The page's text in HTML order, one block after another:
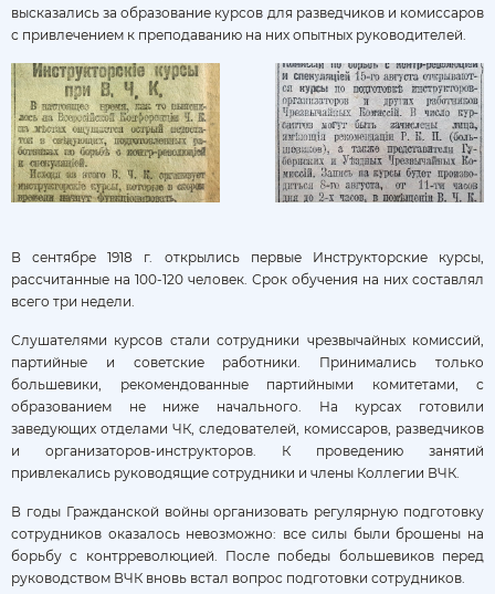
высказались за образование курсов для разведчиков и комиссаров
с привлечением к преподаванию на них опытных руководителей.
В сентябре 1918 г. открылись первые Инструкторские курсы,
рассчитанные на 100-120 человек. Срок обучения на них составлял
всего три недели.
Слушателями курсов стали сотрудники чрезвычайных комиссий,
партийные и советские работники. Принимались только
большевики, рекомендованные партийными комитетами, с
образованием не ниже начального. На курсах готовили
заведующих отделами ЧК, следователей, комиссаров, разведчиков
и организаторов-инструкторов. К проведению занятий
привлекались руководящие сотрудники и члены Коллегии ВЧК.
В годы Гражданской войны организовать регулярную подготовку
сотрудников оказалось невозможно: все силы были брошены на
борьбу с контрреволюцией. После победы большевиков перед
руководством ВЧК вновь встал вопрос подготовки сотрудников.